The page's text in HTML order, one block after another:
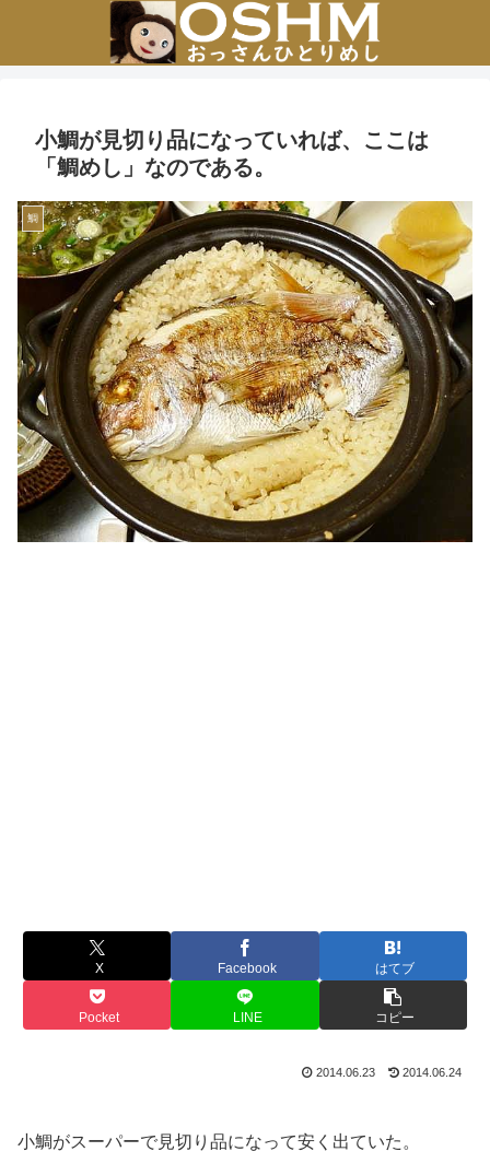
小鯛が見切り品になっていれば、ここは
「鯛めし」なのである。
鯛
X Facebook はてブ
Pocket LINE コピー
2014.06.23 2014.06.24
小鯛がスーパーで見切り品になって安く出ていた。